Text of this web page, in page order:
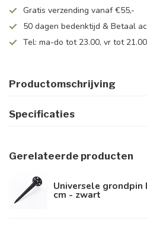
Gratis verzending vanaf €55,-
50 dagen bedenktijd & Betaal
Tel: ma-do tot 23.00, vr tot
Productomschrijving
Specificaties
Gerelateerde producten
Universele grondpin
cm - zwart